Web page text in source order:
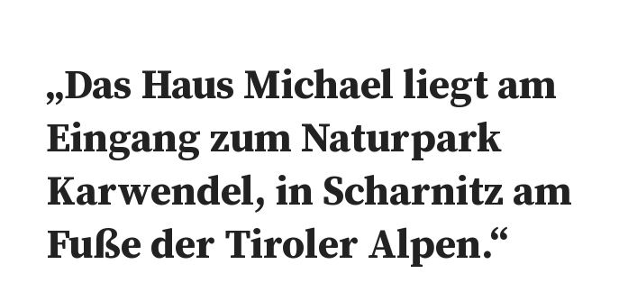
„Das Haus Michael liegt am
Eingang zum Naturpark
Karwendel, in Scharnitz am
Fuße der Tiroler Alpen.“